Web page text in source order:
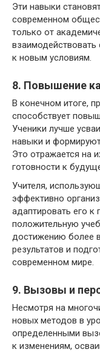
Эти навыки
современном
только от
к новым условиям.
8. Повышение
В конечном итоге,
способствует
Ученики лучше
навыки и
Это отражается на
готовности к
Учителя,
эффективно
адаптировать его к
положительную
достижению более
результатов и
современном мире.
9. Вызовы и
Несмотря на
новых методов в
определенными
к изменениям,